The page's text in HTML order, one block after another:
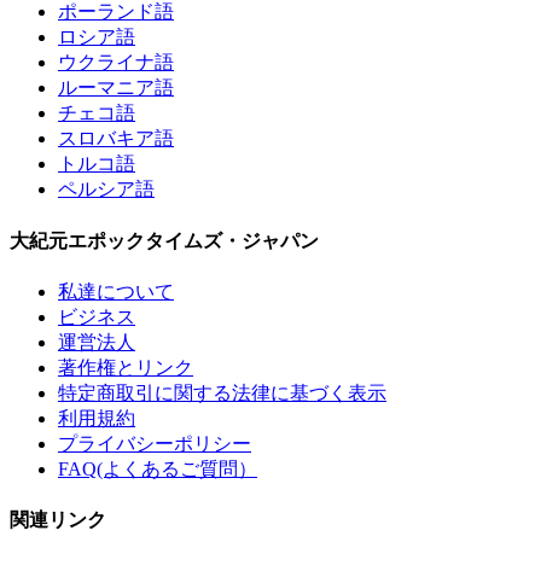
ポーランド語
ロシア語
ウクライナ語
ルーマニア語
チェコ語
スロバキア語
トルコ語
ペルシア語
大紀元エポックタイムズ・ジャパン
私達について
ビジネス
運営法人
著作権とリンク
特定商取引に関する法律に基づく表示
利用規約
プライバシーポリシー
FAQ(よくあるご質問）
関連リンク